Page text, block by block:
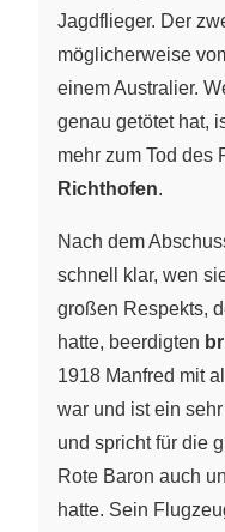
Jagdflieger. Der
möglicherweise
einem Australier.
genau getötet hat,
mehr zum Tod des
Richthofen.
Nach dem
schnell klar, wen
großen Respekts,
hatte, beerdigten
1918 Manfred mit
war und ist ein sehr
und spricht für die
Rote Baron auch
hatte. Sein